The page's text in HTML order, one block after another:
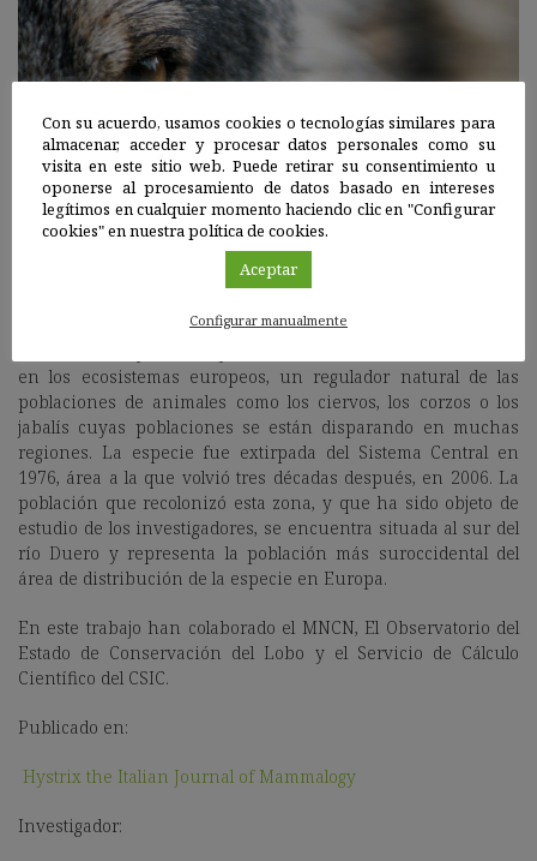
en los ecosistemas europeos, un regulador natural de las
poblaciones de animales como los ciervos, los corzos o los
jabalís cuyas poblaciones se están disparando en muchas
regiones. La especie fue extirpada del Sistema Central en
1976, área a la que volvió tres décadas después, en 2006. La
población que recolonizó esta zona, y que ha sido objeto de
estudio de los investigadores, se encuentra situada al sur del
río Duero y representa la población más suroccidental del
área de distribución de la especie en Europa.
En este trabajo han colaborado el MNCN, El Observatorio del
Estado de Conservación del Lobo y el Servicio de Cálculo
Científico del CSIC.
Publicado en:
Hystrix the Italian Journal of Mammalogy
Investigador:
Con su acuerdo, usamos cookies o tecnologías similares para
almacenar, acceder y procesar datos personales como su
visita en este sitio web. Puede retirar su consentimiento u
oponerse al procesamiento de datos basado en intereses
legítimos en cualquier momento haciendo clic en "Configurar
cookies" en nuestra política de cookies.
Aceptar
Configurar manualmente